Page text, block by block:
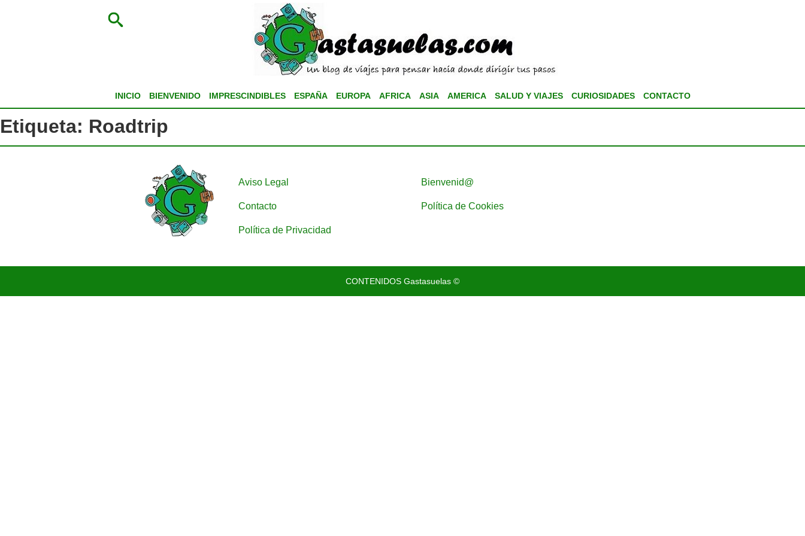
INICIO BIENVENIDO IMPRESCINDIBLES ESPAÑA EUROPA AFRICA ASIA AMERICA SALUD Y VIAJES CURIOSIDADES CONTACTO
Etiqueta: Roadtrip
Aviso Legal Bienvenid@
Contacto Política de Cookies
Política de Privacidad
CONTENIDOS Gastasuelas ©